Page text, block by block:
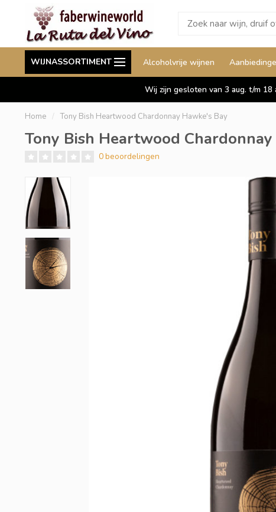
WIJNASSORTIMENT Alcoholvrije wijnen
Wij leveren ook aan België
Duitsland en Luxemburg
Staffelkorting tot wel 10%
Wij zijn gesloten van 3 aug. t/m
Home / Tony Bish Heartwood Chardonnay Hawke's Bay
Tony Bish Heartwood
0 beoordelingen